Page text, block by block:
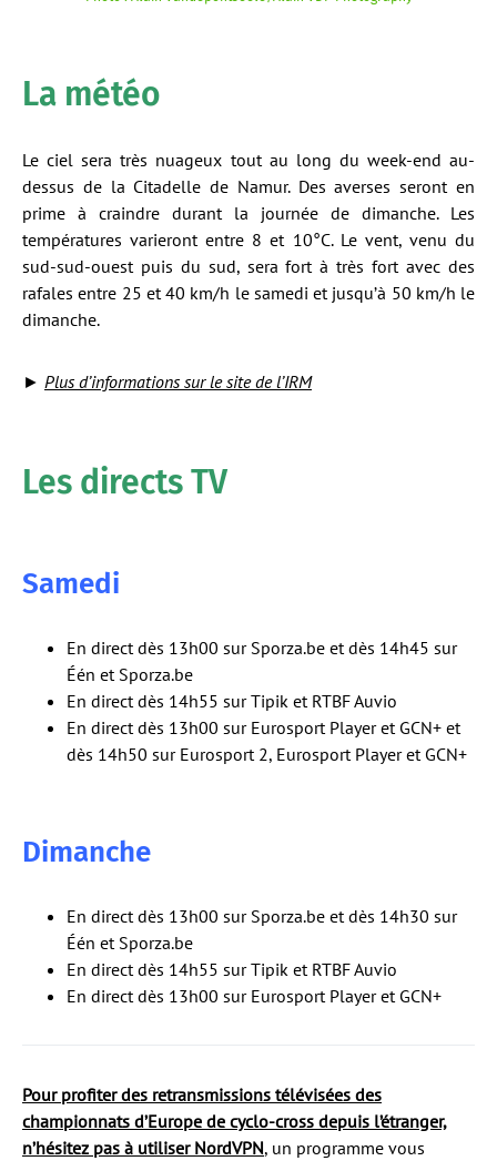
La météo
Le ciel sera très nuageux tout au long du week-end au-
dessus de la Citadelle de Namur. Des averses seront en
prime à craindre durant la journée de dimanche. Les
températures varieront entre 8 et 10°C. Le vent, venu du
sud-sud-ouest puis du sud, sera fort à très fort avec des
rafales entre 25 et 40 km/h le samedi et jusqu’à 50 km/h le
dimanche.
► Plus d’informations sur le site de l’IRM
Les directs TV
Samedi
En direct dès 13h00 sur Sporza.be et dès 14h45 sur
Één et Sporza.be
En direct dès 14h55 sur Tipik et RTBF Auvio
En direct dès 13h00 sur Eurosport Player et GCN+ et
dès 14h50 sur Eurosport 2, Eurosport Player et GCN+
Dimanche
En direct dès 13h00 sur Sporza.be et dès 14h30 sur
Één et Sporza.be
En direct dès 14h55 sur Tipik et RTBF Auvio
En direct dès 13h00 sur Eurosport Player et GCN+
Pour profiter des retransmissions télévisées des
championnats d’Europe de cyclo-cross depuis l’étranger,
n’hésitez pas à utiliser NordVPN, un programme vous